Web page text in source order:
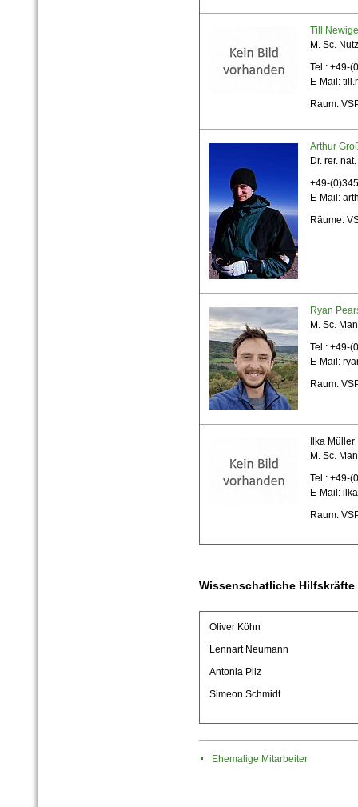
Till
M. Sc.
Tel.: +49-
E-Mail:
Raum:
Arthur
Dr. rer. nat.
+49-
E-Mail:
Räume:
Ryan
M. Sc.
Tel.: +49-
E-Mail:
Raum:
Ilka Müller
M. Sc.
Tel.: +49-
E-Mail:
Raum:
Wissenschatliche Hilfskräfte
Oliver Köhn
Lennart Neumann
Antonia Pilz
Simeon Schmidt
Ehemalige Mitarbeiter